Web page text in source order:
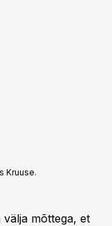
Kruuse.
mõttega, et